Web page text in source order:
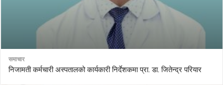
समाचार
निजामती कर्मचारी अस्पतालको कार्यकारी निर्देशकमा प्रा. डा. जितेन्द्र परियार